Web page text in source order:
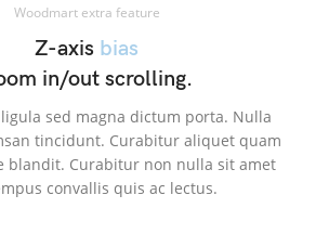
Woodmart extra feature
Z-axis bias
in/out scrolling.
sed magna dictum porta. Nulla
tincidunt. Curabitur aliquet quam
blandit. Curabitur non nulla sit amet
convallis quis ac lectus.